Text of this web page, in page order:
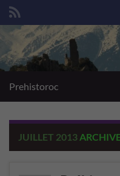
Search for:
Prehistoroc
JUILLET 2013